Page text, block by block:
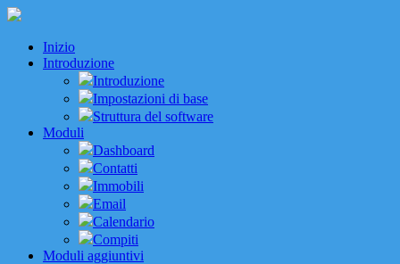
Inizio
Introduzione
Introduzione
Impostazioni di base
Struttura del software
Moduli
Dashboard
Contatti
Immobili
Email
Calendario
Compiti
Moduli aggiuntivi